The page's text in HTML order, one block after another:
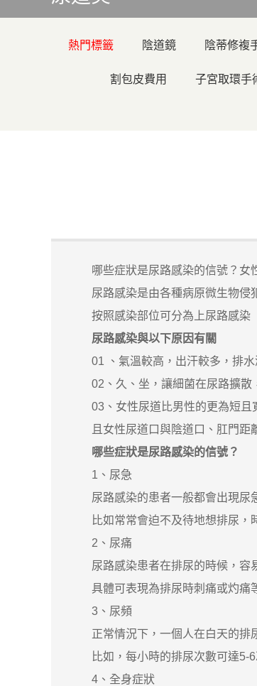
熱門標籤 陰道鏡 陰蒂修複
割包皮費用 子宮取環手
哪些症狀是尿路感染的信號？女
尿路感染是由各種病原微生物侵犯
按照感染部位可分為上尿路感染（
尿路感染與以下原因有關
01 、氣溫較高，出汗較多，排水
02、久、坐，讓細菌在尿路擴散，
03、女性尿道比男性的更為短且
且女性尿道口與陰道口、肛門距離
哪些症狀是尿路感染的信號？
1、尿急
尿路感染的患者一般都會出現尿
比如常常會迫不及待地想排尿，
2、尿痛
尿路感染患者在排尿的時候，容
具體可表現為排尿時刺痛或灼痛等
3、尿頻
正常情況下，一個人在白天的排尿
比如，每小時的排尿次數可達5-6
4、全身症狀